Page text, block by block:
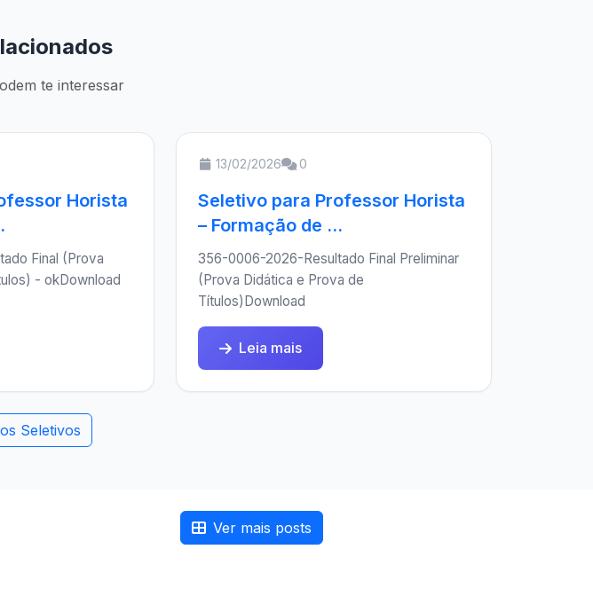
te interessar
Horista
Final (Prova
- okDownload
13/02/2026 0
Seletivo para Professor Horista
– Formação de ...
356-0006-2026-Resultado Final Preliminar
(Prova Didática e Prova de
Títulos)Download
Leia mais
Seletivos
Ver mais posts